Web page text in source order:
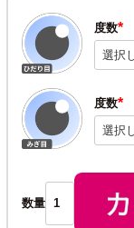
度数
(必
須)
度数
(必
須)
数量